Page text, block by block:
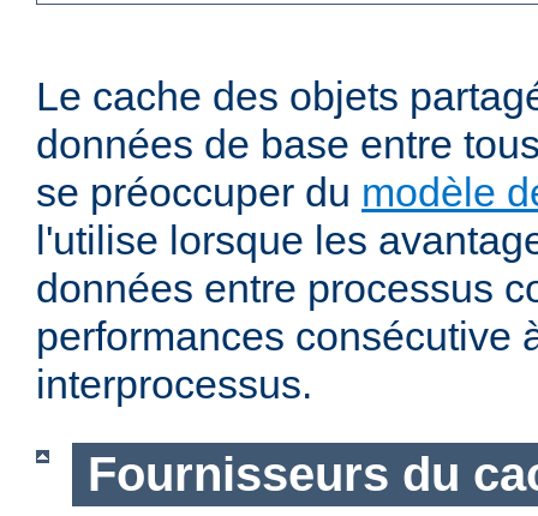
Le cache des objets
données de base entre
se préoccuper du modèle
l'utilise lorsque les
données entre processus
performances consécutive
interprocessus.
Fournisseurs du